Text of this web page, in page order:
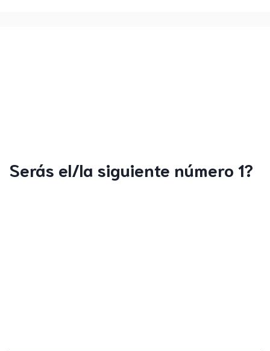
Serás el/la siguiente número 1?